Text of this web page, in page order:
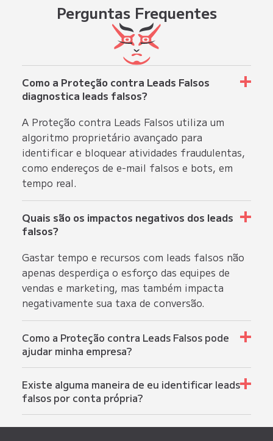
Perguntas Frequentes
Como a Proteção contra Leads Falsos
diagnostica leads falsos?
A Proteção contra Leads Falsos utiliza um
algoritmo proprietário avançado para
identificar e bloquear atividades fraudulentas,
como endereços de e-mail falsos e bots, em
tempo real.
Quais são os impactos negativos dos leads
falsos?
Gastar tempo e recursos com leads falsos não
apenas desperdiça o esforço das equipes de
vendas e marketing, mas também impacta
negativamente sua taxa de conversão.
Como a Proteção contra Leads Falsos pode
ajudar minha empresa?
A Proteção contra Leads Falsos não apenas
otimiza os recursos de vendas e marketing, mas
também mantém a integridade do seu banco de
Existe alguma maneira de eu identificar leads
falsos por conta própria?
Leads falsos ou incorretos possuem várias